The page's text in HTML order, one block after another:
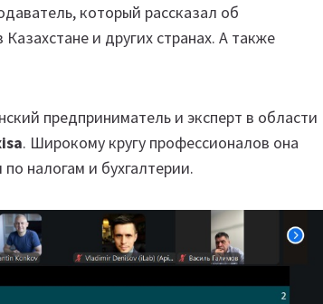
который рассказал об
и других странах. А также
предприниматель и эксперт в области
. Широкому кругу профессионалов она
налогам и бухгалтерии.